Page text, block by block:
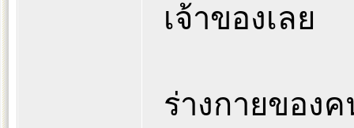
เจ้าของเลย
ร่างกายของ